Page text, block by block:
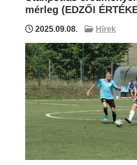
mérleg (EDZŐI
2025.09.08. Hírek